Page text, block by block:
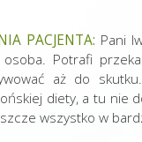
PACJENTA: Pani
osoba. Potrafi
aż do
diety, a tu nie
wszystko w